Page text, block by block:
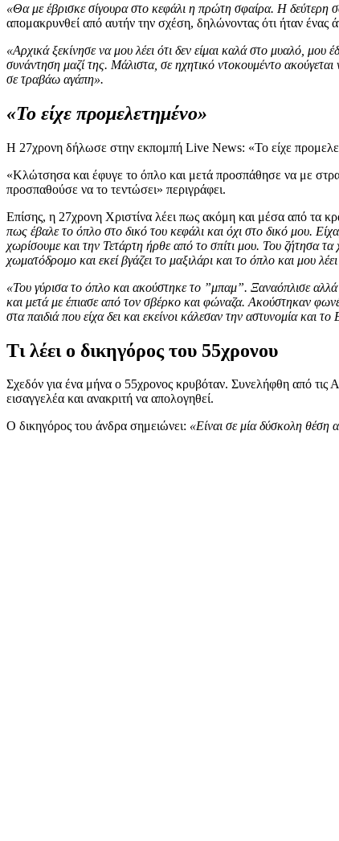
«Θα με έβρισκε σίγουρα στο κεφάλι η πρώτη σφαίρα. Η δεύτερη
απομακρυνθεί από αυτήν την σχέση, δηλώνοντας ότι ήταν ένας
«Αρχικά ξεκίνησε να μου λέει ότι δεν είμαι καλά στο μυαλό,
συνάντηση μαζί της. Μάλιστα, σε ηχητικό ντοκουμέντο
σε τραβάω αγάπη».
«Το είχε προμελετημένο»
Η 27χρονη δήλωσε στην εκπομπή Live News: «Το είχε
«Κλώτσησα και έφυγε το όπλο και μετά προσπάθησε να με
προσπαθούσε να το τεντώσει» περιγράφει.
Επίσης, η 27χρονη Χριστίνα λέει πως ακόμη και μέσα από τα
πως έβαλε το όπλο στο δικό του κεφάλι και όχι στο δικό μου.
χωρίσουμε και την Τετάρτη ήρθε από το σπίτι μου. Του ζήτησα
χωματόδρομο και εκεί βγάζει το μαξιλάρι και το όπλο και μου
«Του γύρισα το όπλο και ακούστηκε το ”μπαμ”. Ξαναόπλισε
και μετά με έπιασε από τον σβέρκο και φώναζα. Ακούστηκαν
στα παιδιά που είχα δει και εκείνοι κάλεσαν την αστυνομία και
Τι λέει ο δικηγόρος του 55χρονου
Σχεδόν για ένα μήνα ο 55χρονος κρυβόταν. Συνελήφθη από τις
εισαγγελέα και ανακριτή να απολογηθεί.
Ο δικηγόρος του άνδρα σημειώνει: «Είναι σε μία δύσκολη θέση